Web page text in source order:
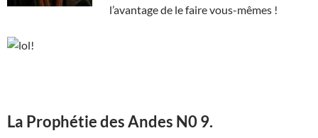
l’avantage de le faire vous-mêmes !
La Prophétie des Andes N0 9.